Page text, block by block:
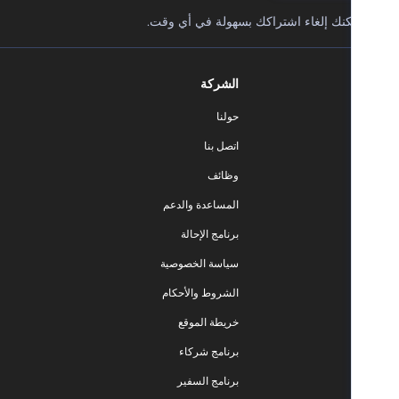
إلغاء اشتراكك بسهولة في أي وقت.
المساعدة والدعم
برنامج الإحالة
سياسة الخصوصية
الشروط والأحكام
خريطة الموقع
برنامج شركاء
برنامج السفير